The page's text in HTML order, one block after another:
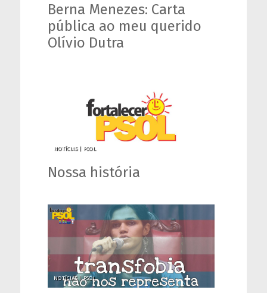
Berna Menezes: Carta
pública ao meu querido
Olívio Dutra
NOTÍCIAS | PSOL
Nossa história
NOTÍCIAS |PSOL